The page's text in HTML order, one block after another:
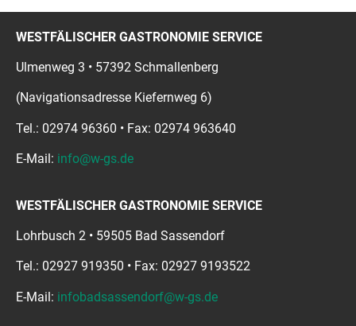
WESTFÄLISCHER GASTRONOMIE SERVICE
Ulmenweg 3 • 57392 Schmallenberg
(Navigationsadresse Kiefernweg 6)
Tel.: 02974 96360 • Fax: 02974 963640
E-Mail: info@w-gs.de
WESTFÄLISCHER GASTRONOMIE SERVICE
Lohrbusch 2 • 59505 Bad Sassendorf
Tel.: 02927 919350 • Fax: 02927 9193522
E-Mail: infobadsassendorf@w-gs.de